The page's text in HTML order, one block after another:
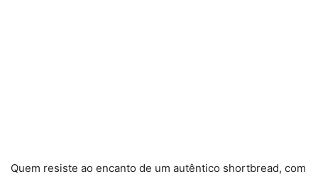
Quem resiste ao encanto de um autêntico shortbread, com